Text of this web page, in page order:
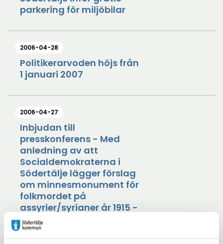
parkering för miljöbilar
2006-04-28
Politikerarvoden höjs från
1 januari 2007
2006-04-27
Inbjudan till
presskonferens - Med
anledning av att
Socialdemokraterna i
Södertälje lägger förslag
om minnesmonument för
folkmordet på
assyrier/syrianer år 1915 -
Seyfo